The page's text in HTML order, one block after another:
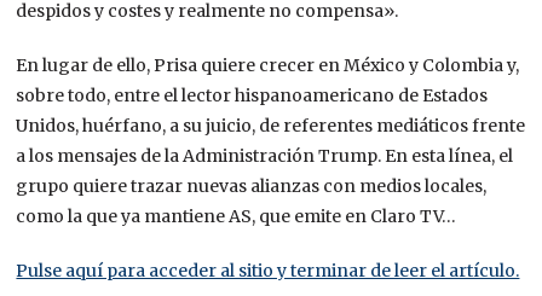
despidos y costes y realmente no compensa».
En lugar de ello, Prisa quiere crecer en México y Colombia y,
sobre todo, entre el lector hispanoamericano de Estados
Unidos, huérfano, a su juicio, de referentes mediáticos frente
a los mensajes de la Administración Trump. En esta línea, el
grupo quiere trazar nuevas alianzas con medios locales,
como la que ya mantiene AS, que emite en Claro TV…
Pulse aquí para acceder al sitio y terminar de leer el artículo.